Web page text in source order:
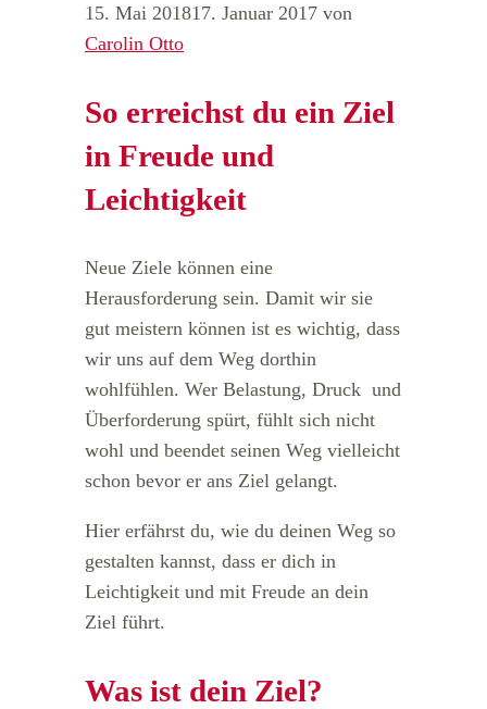
15. Mai 201817. Januar 2017 von
Carolin Otto
So erreichst du ein Ziel
in Freude und
Leichtigkeit
Neue Ziele können eine
Herausforderung sein. Damit wir sie
gut meistern können ist es wichtig, dass
wir uns auf dem Weg dorthin
wohlfühlen. Wer Belastung, Druck und
Überforderung spürt, fühlt sich nicht
wohl und beendet seinen Weg vielleicht
schon bevor er ans Ziel gelangt.
Hier erfährst du, wie du deinen Weg so
gestalten kannst, dass er dich in
Leichtigkeit und mit Freude an dein
Ziel führt.
Was ist dein Ziel?